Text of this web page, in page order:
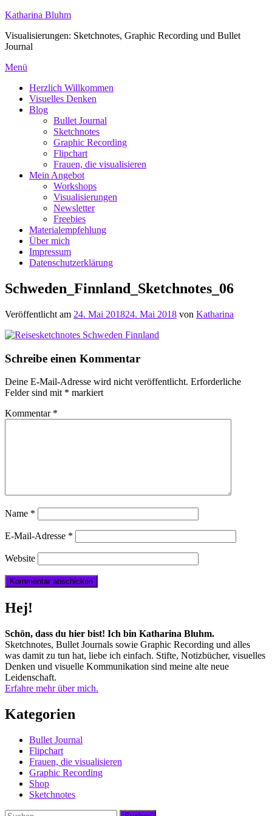
Zum
springen
Katharina Bluhm
Visualisierungen: Sketchnotes, Graphic Recording und Bullet
Journal
Menü
Herzlich Willkommen
Visuelles Denken
Blog
Bullet Journal
Sketchnotes
Graphic Recording
Flipchart
Frauen, die visualisieren
Mein Angebot
Workshops
Visualisierungen
Newsletter
Freebies
Materialempfehlung
Über mich
Impressum
Datenschutzerklärung
Schweden_Finnland_Sketchnotes_06
Veröffentlicht am 24. Mai 201824. Mai 2018 von Katharina
Schreibe einen Kommentar
Deine E-Mail-Adresse wird nicht veröffentlicht. Erforderliche
Felder sind mit * markiert
Kommentar *
Name *
E-Mail-Adresse *
Website
Hej!
Schön, dass du hier bist! Ich bin Katharina Bluhm.
Sketchnotes, Bullet Journals sowie Graphic Recording und alles
was damit zu tun hat, liebe ich einfach. Stifte, Notizbücher, visuelles
Denken und visuelle Kommunikation sind meine alte neue
Leidenschaft.
Erfahre mehr über mich.
Kategorien
Bullet Journal
Flipchart
Frauen, die visualisieren
Graphic Recording
Shop
Sketchnotes